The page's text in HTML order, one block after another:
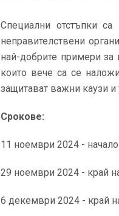
Специални отстъпки
неправителствени
най-добрите примери за
които вече са се
защитават важни каузи и
Срокове:
11 ноември 2024 -
29 ноември 2024 - край
6 декември 2024 - край